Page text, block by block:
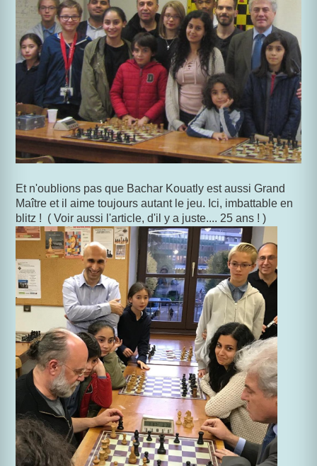
Et n'oublions pas que Bachar Kouatly est aussi Grand
Maître et il aime toujours autant le jeu. Ici, imbattable en
blitz ! ( Voir aussi l'article, d'il y a juste.... 25 ans ! )